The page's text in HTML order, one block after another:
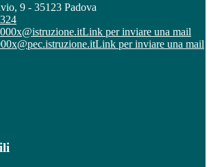
9 - 35123 Padova
Link per inviare una mail
Link per inviare una mail